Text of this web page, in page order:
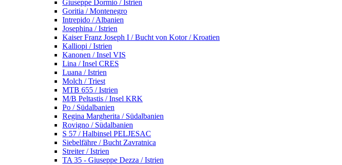
Giuseppe Dormio / Istrien
Goritia / Montenegro
Intrepido / Albanien
Josephina / Istrien
Kaiser Franz Joseph I / Bucht von Kotor / Kroatien
Kalliopi / Istrien
Kanonen / Insel VIS
Lina / Insel CRES
Luana / Istrien
Molch / Triest
MTB 655 / Istrien
M/B Peltastis / Insel KRK
Po / Südalbanien
Regina Margherita / Südalbanien
Rovigno / Südalbanien
S 57 / Halbinsel PELJESAC
Siebelfähre / Bucht Zavratnica
Streiter / Istrien
TA 35 - Giuseppe Dezza / Istrien